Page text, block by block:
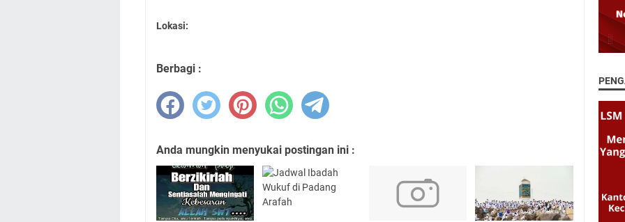
Lokasi:
Berbagi :
Anda mungkin menyukai postingan ini :